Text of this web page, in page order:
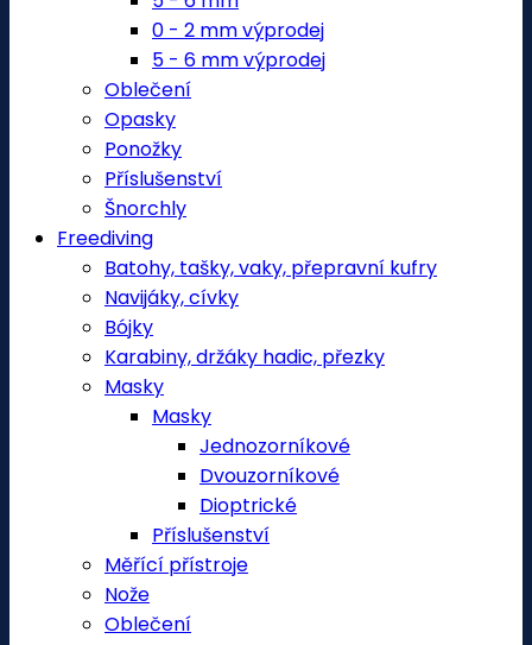
0 - 2 mm výprodej
5 - 6 mm výprodej
Oblečení
Opasky
Ponožky
Příslušenství
Šnorchly
Freediving
Batohy, tašky, vaky, přepravní kufry
Navijáky, cívky
Bójky
Karabiny, držáky hadic, přezky
Masky
Masky
Jednozorníkové
Dvouzorníkové
Dioptrické
Příslušenství
Měřící přístroje
Nože
Oblečení